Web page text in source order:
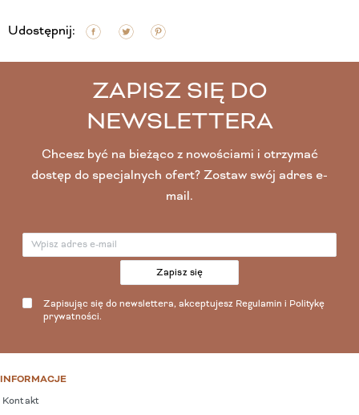
Udostępnij:
ZAPISZ SIĘ DO
NEWSLETTERA
Chcesz być na bieżąco z nowościami i otrzymać
dostęp do specjalnych ofert? Zostaw swój adres e-
mail.
Zapisz się
Zapisując się do newslettera, akceptujesz Regulamin i Politykę
prywatności.
INFORMACJE
Kontakt